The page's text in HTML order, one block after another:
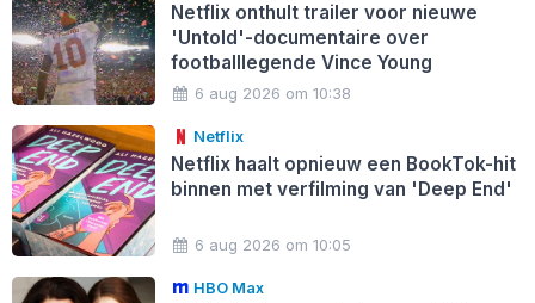
Netflix onthult trailer voor nieuwe
'Untold'-documentaire over
footballlegende Vince Young
6 aug 2026 om 10:38
Netflix
Netflix haalt opnieuw een BookTok-hit
binnen met verfilming van 'Deep End'
6 aug 2026 om 10:05
HBO Max